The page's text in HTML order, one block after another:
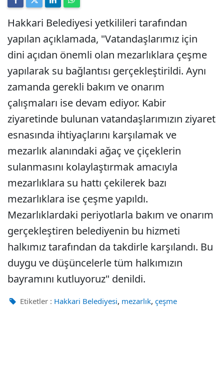
Hakkari Belediyesi yetkilileri tarafından
yapılan açıklamada, "Vatandaşlarımız için
dini açıdan önemli olan mezarlıklara çeşme
yapılarak su bağlantısı gerçekleştirildi. Aynı
zamanda gerekli bakım ve onarım
çalışmaları ise devam ediyor. Kabir
ziyaretinde bulunan vatandaşlarımızın ziyaret
esnasında ihtiyaçlarını karşılamak ve
mezarlık alanındaki ağaç ve çiçeklerin
sulanmasını kolaylaştırmak amacıyla
mezarlıklara su hattı çekilerek bazı
mezarlıklara ise çeşme yapıldı.
Mezarlıklardaki periyotlarla bakım ve onarım
gerçekleştiren belediyenin bu hizmeti
halkımız tarafından da takdirle karşılandı. Bu
duygu ve düşüncelerle tüm halkımızın
bayramını kutluyoruz" denildi.
Etiketler : Hakkari Belediyesi, mezarlık, çeşme